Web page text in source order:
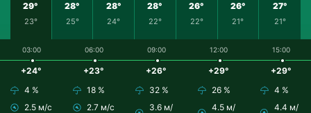
29°
23°
28°
25°
28°
24°
28°
22°
26°
22°
26°
21°
27°
21°
03:00
+24°
4 %
2.5 м/с
06:00
+23°
18 %
2.7 м/с
09:00
+26°
32 %
3.6 м/
12:00
+29°
26 %
4.5 м/
15:00
+29°
4 %
4.4 м/